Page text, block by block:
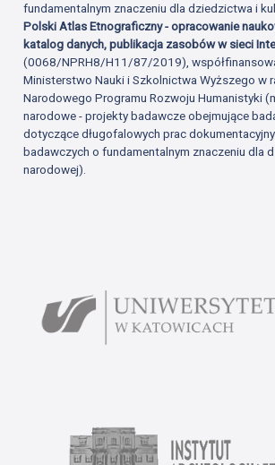
fundamentalnym znaczeniu dla dziedzictwa i
Polski Atlas Etnograficzny - opracowanie
katalog danych, publikacja zasobów w sieci
(0068/NPRH8/H11/87/2019),
Ministerstwo Nauki i Szkolnictwa Wyższego w
Narodowego Programu Rozwoju Humanistyki
narodowe - projekty badawcze obejmujące
dotyczące długofalowych prac
badawczych o fundamentalnym znaczeniu dla
narodowej).